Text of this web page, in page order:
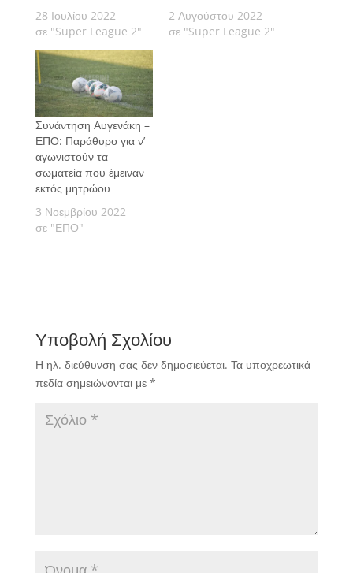
28 Ιουλίου 2022
σε "Super League 2"
2 Αυγούστου 2022
σε "Super League 2"
Συνάντηση Αυγενάκη –
ΕΠΟ: Παράθυρο για ν’
αγωνιστούν τα
σωματεία που έμειναν
εκτός μητρώου
3 Νοεμβρίου 2022
σε "ΕΠΟ"
Υποβολή Σχολίου
Η ηλ. διεύθυνση σας δεν δημοσιεύεται. Τα υποχρεωτικά
πεδία σημειώνονται με *